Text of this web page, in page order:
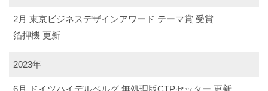
2月 東京ビジネスデザインアワード テーマ賞 受賞
箔押機 更新
2023年
6月 ドイツハイデルベルグ 無処理版CTPセッター 更新